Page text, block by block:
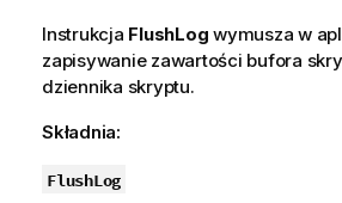
Instrukcja FlushLog wymusza w
zapisywanie zawartości bufora
dziennika skryptu.
Składnia:
FlushLog